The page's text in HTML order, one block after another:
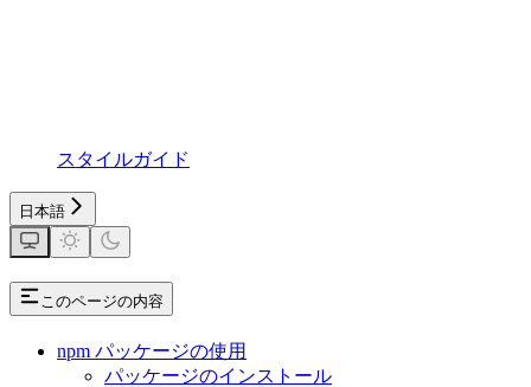
スタイルガイド
日本語
このページの内容
npm パッケージの使用
パッケージのインストール